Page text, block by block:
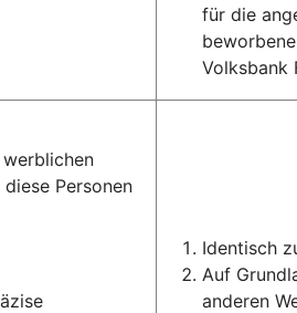
für die
Volksbank
Personen
Identisch
Auf
anderen